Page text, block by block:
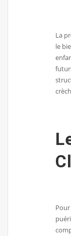
La
le